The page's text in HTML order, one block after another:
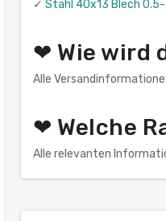
✓ Stahl 40x13 Blech
❤ Wie wird
Alle
❤ Welche
Alle relevanten